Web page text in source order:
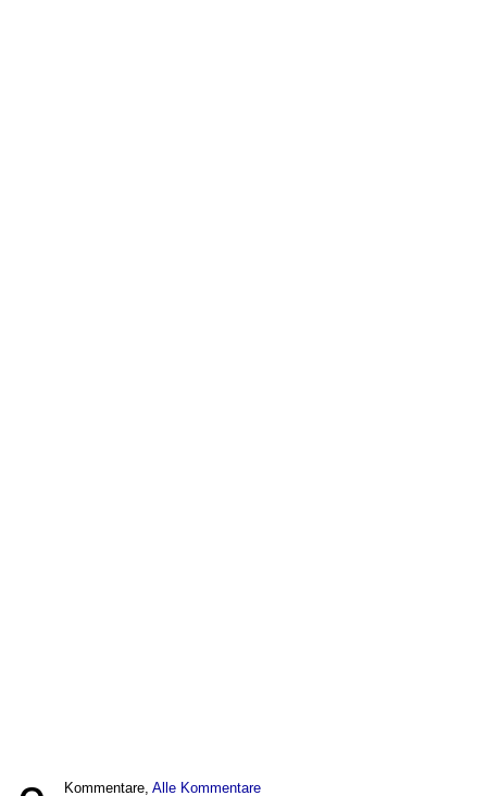
Kommentare, Alle Kommentare